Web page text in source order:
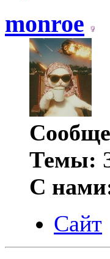
monroe
Темы:
С
Сайт